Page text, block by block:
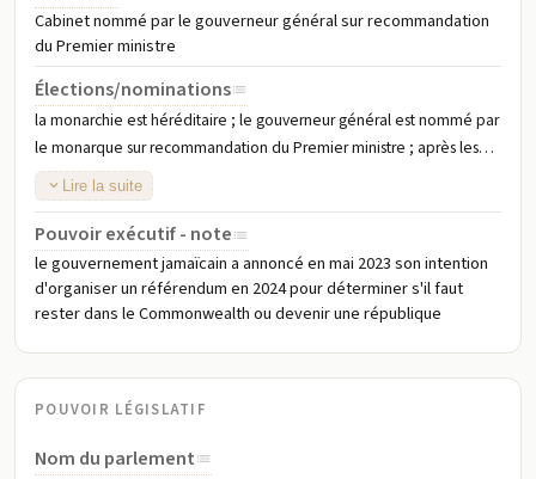
Cabinet nommé par le gouverneur général sur recommandation
du Premier ministre
Élections/nominations
la monarchie est héréditaire ; le gouverneur général est nommé par
le monarque sur recommandation du Premier ministre ; après les
élections législatives, le chef du parti majoritaire ou de la coalition
majoritaire à la Chambre des représentants est nommé Premier
ministre par le gouverneur général
Lire la suite
Pouvoir exécutif - note
le gouvernement jamaïcain a annoncé en mai 2023 son intention
d'organiser un référendum en 2024 pour déterminer s'il faut
rester dans le Commonwealth ou devenir une république
POUVOIR LÉGISLATIF
Nom du parlement